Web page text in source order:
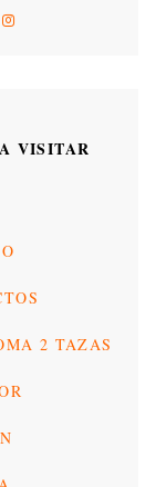
VISITAR
2 TAZAS